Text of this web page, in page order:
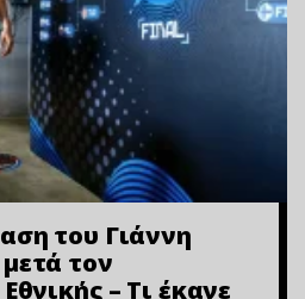
του Γιάννη
τον
– Τι έκανε